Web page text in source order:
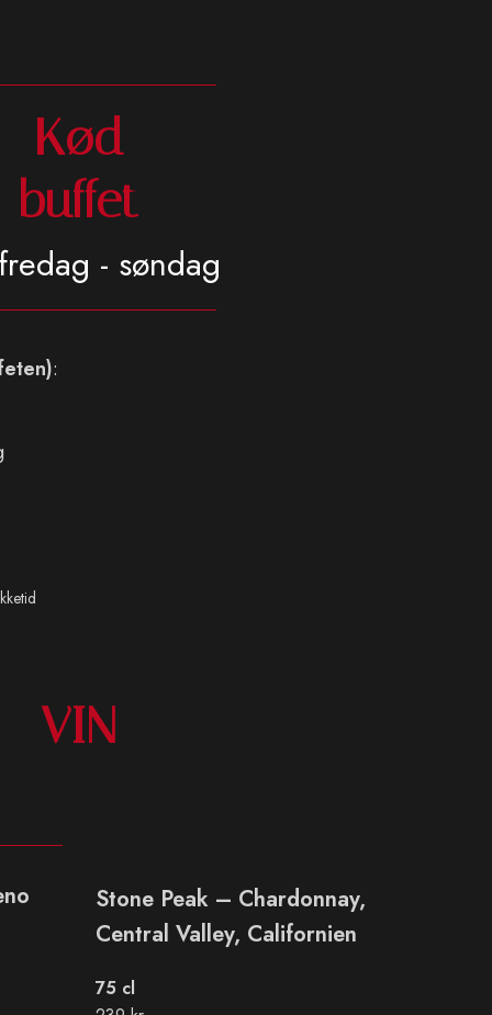
Kød
buffet
- søndag
:
VIN
Stone Peak – Chardonnay,
Central Valley, Californien
75 cl